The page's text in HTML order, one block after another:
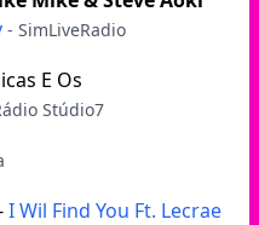
- SimLiveRadio
E Os
Stúdio7
I Wil Find You Ft. Lecrae